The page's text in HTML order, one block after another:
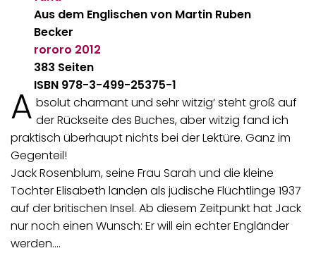
Aus dem Englischen von Martin Ruben
Becker
rororo 2012
383 Seiten
ISBN 978-3-499-25375-1
A bsolut charmant und sehr witzig‘ steht groß auf
der Rückseite des Buches, aber witzig fand ich
praktisch überhaupt nichts bei der Lektüre. Ganz im
Gegenteil!
Jack Rosenblum, seine Frau Sarah und die kleine
Tochter Elisabeth landen als jüdische Flüchtlinge 1937
auf der britischen Insel. Ab diesem Zeitpunkt hat Jack
nur noch einen Wunsch: Er will ein echter Engländer
werden.…